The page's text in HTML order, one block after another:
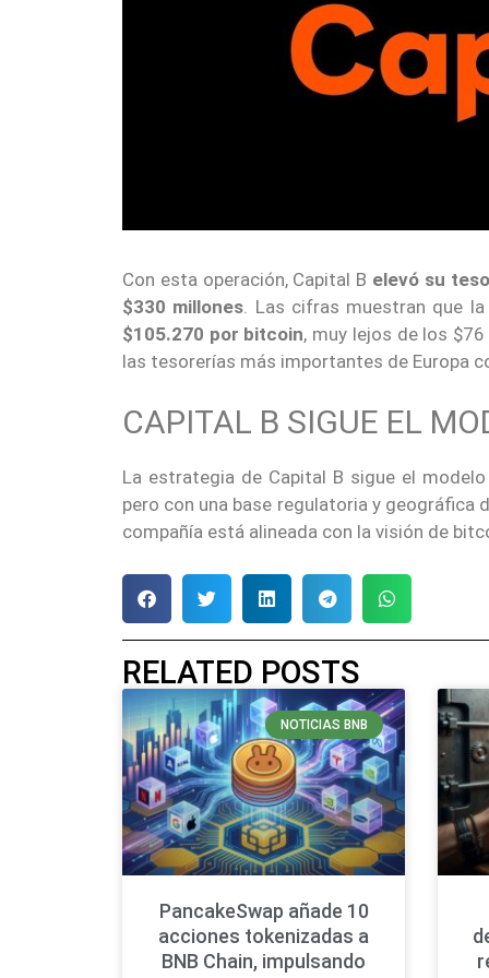
Con esta operación, Capital B elevó su
$330 millones . Las cifras muestran que
$105.270 por bitcoin, muy lejos de los
las tesorerías más importantes de Europa
CAPITAL B SIGUE EL
La estrategia de Capital B sigue el
pero con una base regulatoria y geográfica
compañía está alineada con la visión de
RELATED POSTS
NOTICIAS BNB
PancakeSwap añade 10
acciones tokenizadas a
BNB Chain, impulsando